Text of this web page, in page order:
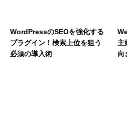
WordPressのSEOを強化する
プラグイン！検索上位を狙う
必須の導入術
主
向